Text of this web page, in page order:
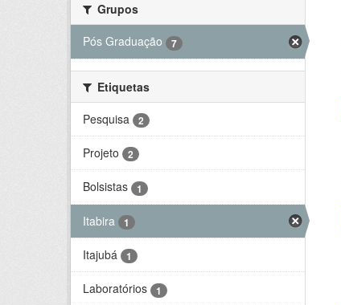
Grupos
Pós Graduação
7
Etiquetas
Pesquisa
2
Projeto 2
Bolsistas 1
Itabira 1
Itajubá 1
Laboratórios 1